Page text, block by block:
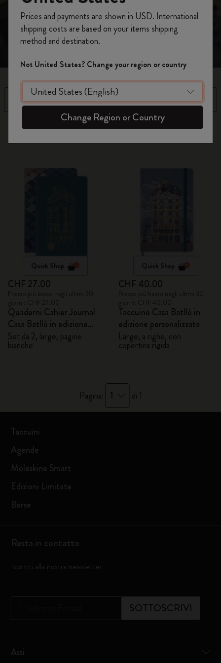
bellissime". Antoni Gaudí
Filtra Ordina per
2 Prodotti
Quick Shop
CHF 27.00
Quaderni Cahier Journal
Casa Batlló in edizione
personalizzata
Set da 2, large, pagine
bianche
Quick Shop
CHF 40.00
Taccuino Casa Batlló in
edizione personalizzata
Large, a righe, con
copertina rigida
Pagina: 1 di 1
Taccuini
Agende
Moleskine Smart
Edizioni Limitate
Borse
Resta in contatto
Iscriviti alla nostra newsletter
SOTTOSCRIVI
Assi
spedizione gratuita sul tuo primo ordine
usando il codiceWELCOME10.
Crea un account Moleskine per avere accesso
ad offerte, vantaggi e tanta ispirazione.
Registrati!
Prices and payments are shown in USD. International
shipping costs are based on your items shipping
method and destination.
Not United States? Change your region or country
Change Region or Country